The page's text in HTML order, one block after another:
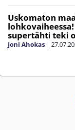
Uskomaton
supertähti teki
Joni Ahokas |